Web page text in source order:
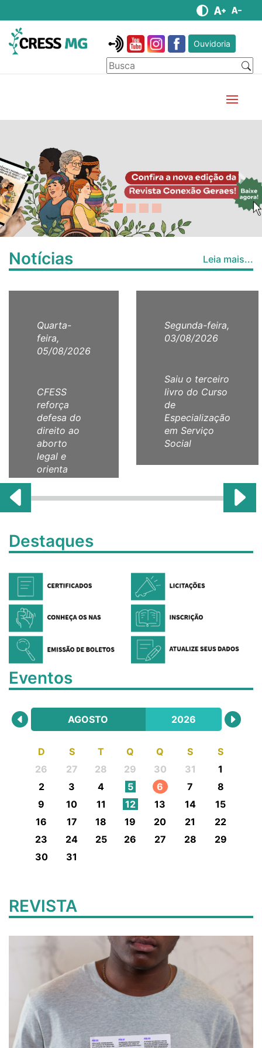
Ouvidoria
Anterior
Notícias Leia mais...
Quarta-
feira,
05/08/2026
CFESS
reforça
defesa do
direito ao
aborto
legal e
orienta
com Nota
Segunda-feira,
03/08/2026
Saiu o terceiro
livro do Curso
de
Especialização
em Serviço
Social
Destaques
Eventos
AGOSTO 2026
D S T Q Q S
S
26
27 28 29 30 31
1
2
3 4 5 6 7
8
9
10 11 12 13 14
15
16
17 18 19 20 21
22
23
24 25 26 27 28
29
30
31
REVISTA